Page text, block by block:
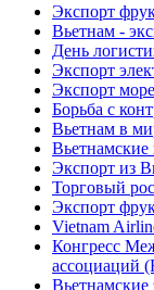
Экспорт
Вьетнам -
День
Экспорт
Экспорт
Борьба с
Вьетнам в
Экспорт из
Торговый
Экспорт
Vietnam
Конгресс
ассоциаций
Вьетнамские